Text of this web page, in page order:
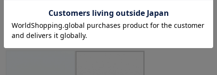
選択中の中石 ： LGD:0.50ct